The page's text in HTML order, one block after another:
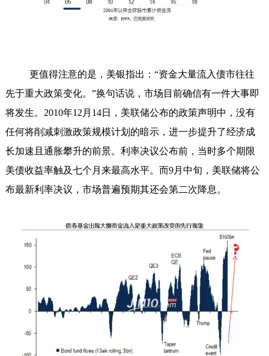
更值得注意的是，美银指出：“资金大量流入债市往往
先于重大政策变化。”换句话说，市场目前确信有一件大事即
将发生。2010年12月14日，美联储公布的政策声明中，没有
任何将削减刺激政策规模计划的暗示，进一步提升了经济成
长加速且通胀攀升的前景。利率决议公布前，当时多个期限
美债收益率触及七个月来最高水平。而9月中旬，美联储将公
布最新利率决议，市场普遍预期其还会第二次降息。